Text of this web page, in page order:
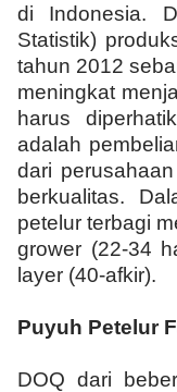
di Indonesia.
Statistik)
tahun 2012
meningkat
harus
adalah
dari
berkualitas.
petelur terbagi
grower (22-34
layer (40-afkir).
Puyuh Petelur
DOQ dari